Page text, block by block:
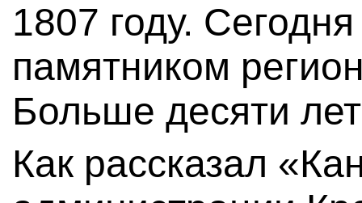
1807 году.
памятником
Больше десяти
Как рассказал